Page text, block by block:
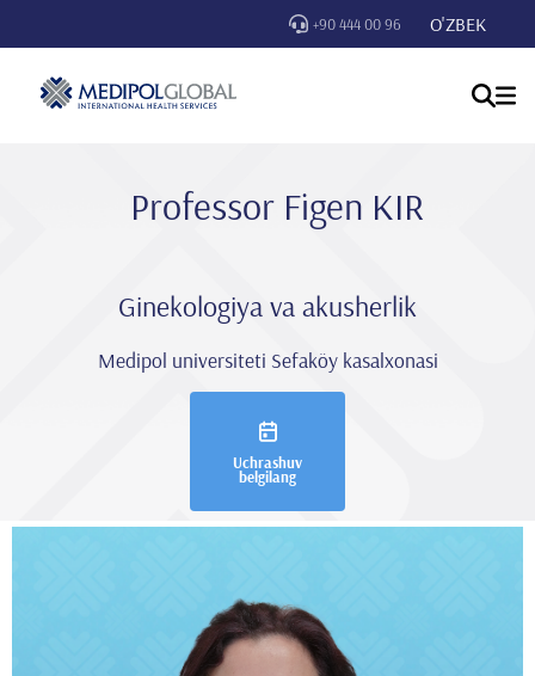
+90 444 00 96 O'ZBEK
Professor Fi̇gen KIR
Ginekologiya va akusherlik
Medipol universiteti Sefaköy kasalxonasi
Uchrashuv
belgilang